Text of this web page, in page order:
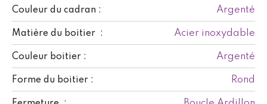
Couleur du cadran : Argenté
Matière du boitier : Acier inoxydable
Couleur boitier : Argenté
Forme du boitier : Rond